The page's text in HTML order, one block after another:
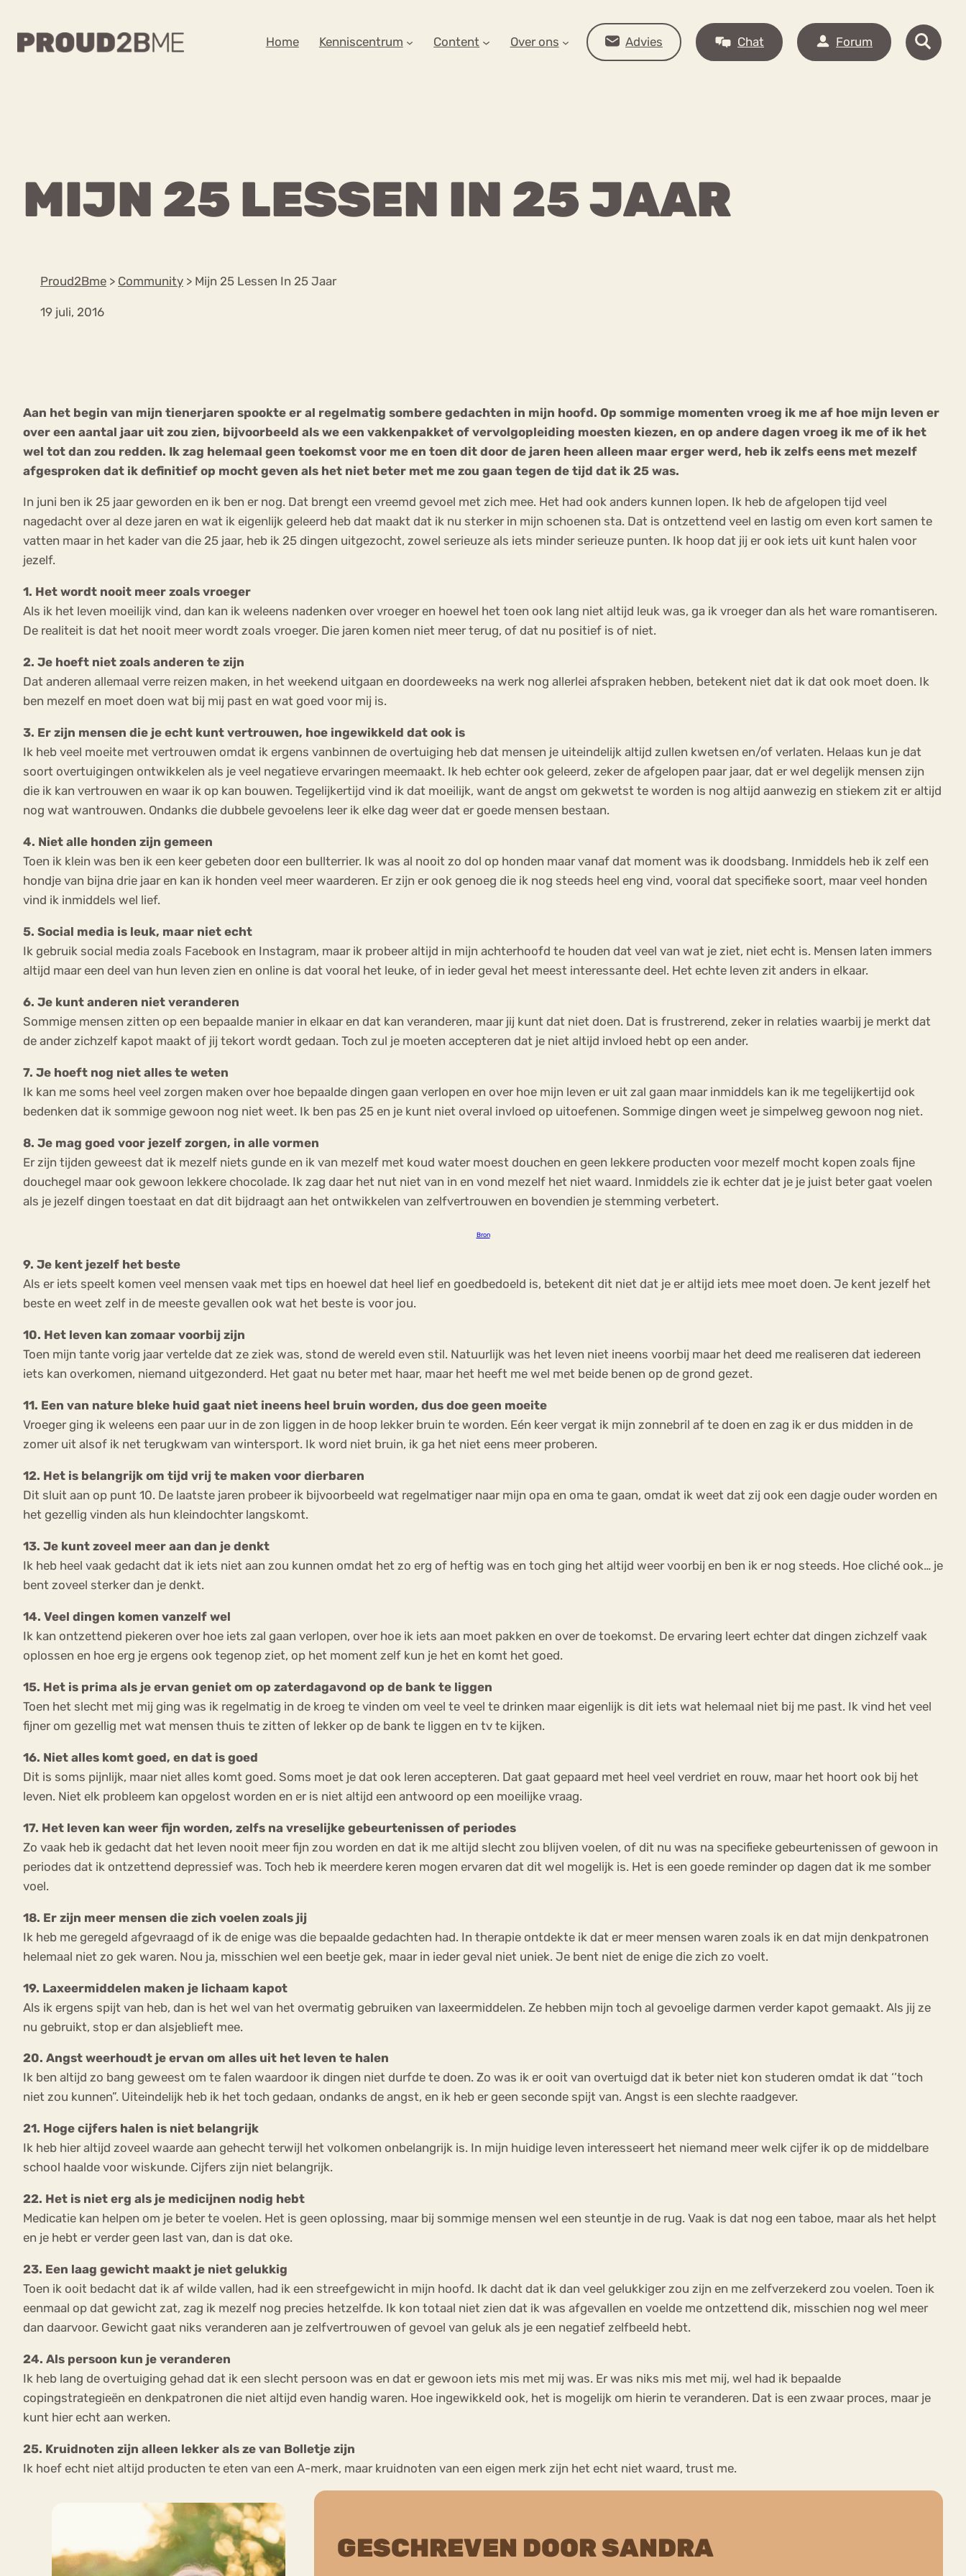
Home Kenniscentrum Content Over ons Advies Chat Forum
MIJN 25 LESSEN IN 25 JAAR
Proud2Bme > Community > Mijn 25 Lessen In 25 Jaar
19 juli, 2016
Aan het begin van mijn tienerjaren spookte er al regelmatig sombere gedachten in mijn hoofd. Op sommige momenten vroeg ik me af hoe mijn leven er
over een aantal jaar uit zou zien, bijvoorbeeld als we een vakkenpakket of vervolgopleiding moesten kiezen, en op andere dagen vroeg ik me of ik het
wel tot dan zou redden. Ik zag helemaal geen toekomst voor me en toen dit door de jaren heen alleen maar erger werd, heb ik zelfs eens met mezelf
afgesproken dat ik definitief op mocht geven als het niet beter met me zou gaan tegen de tijd dat ik 25 was.
In juni ben ik 25 jaar geworden en ik ben er nog. Dat brengt een vreemd gevoel met zich mee. Het had ook anders kunnen lopen. Ik heb de afgelopen tijd veel
nagedacht over al deze jaren en wat ik eigenlijk geleerd heb dat maakt dat ik nu sterker in mijn schoenen sta. Dat is ontzettend veel en lastig om even kort samen te
vatten maar in het kader van die 25 jaar, heb ik 25 dingen uitgezocht, zowel serieuze als iets minder serieuze punten. Ik hoop dat jij er ook iets uit kunt halen voor
jezelf.
1. Het wordt nooit meer zoals vroeger
Als ik het leven moeilijk vind, dan kan ik weleens nadenken over vroeger en hoewel het toen ook lang niet altijd leuk was, ga ik vroeger dan als het ware romantiseren.
De realiteit is dat het nooit meer wordt zoals vroeger. Die jaren komen niet meer terug, of dat nu positief is of niet.
2. Je hoeft niet zoals anderen te zijn
Dat anderen allemaal verre reizen maken, in het weekend uitgaan en doordeweeks na werk nog allerlei afspraken hebben, betekent niet dat ik dat ook moet doen. Ik
ben mezelf en moet doen wat bij mij past en wat goed voor mij is.
3. Er zijn mensen die je echt kunt vertrouwen, hoe ingewikkeld dat ook is
Ik heb veel moeite met vertrouwen omdat ik ergens vanbinnen de overtuiging heb dat mensen je uiteindelijk altijd zullen kwetsen en/of verlaten. Helaas kun je dat
soort overtuigingen ontwikkelen als je veel negatieve ervaringen meemaakt. Ik heb echter ook geleerd, zeker de afgelopen paar jaar, dat er wel degelijk mensen zijn
die ik kan vertrouwen en waar ik op kan bouwen. Tegelijkertijd vind ik dat moeilijk, want de angst om gekwetst te worden is nog altijd aanwezig en stiekem zit er altijd
nog wat wantrouwen. Ondanks die dubbele gevoelens leer ik elke dag weer dat er goede mensen bestaan.
4. Niet alle honden zijn gemeen
Toen ik klein was ben ik een keer gebeten door een bullterrier. Ik was al nooit zo dol op honden maar vanaf dat moment was ik doodsbang. Inmiddels heb ik zelf een
hondje van bijna drie jaar en kan ik honden veel meer waarderen. Er zijn er ook genoeg die ik nog steeds heel eng vind, vooral dat specifieke soort, maar veel honden
vind ik inmiddels wel lief.
5. Social media is leuk, maar niet echt
Ik gebruik social media zoals Facebook en Instagram, maar ik probeer altijd in mijn achterhoofd te houden dat veel van wat je ziet, niet echt is. Mensen laten immers
altijd maar een deel van hun leven zien en online is dat vooral het leuke, of in ieder geval het meest interessante deel. Het echte leven zit anders in elkaar.
6. Je kunt anderen niet veranderen
Sommige mensen zitten op een bepaalde manier in elkaar en dat kan veranderen, maar jij kunt dat niet doen. Dat is frustrerend, zeker in relaties waarbij je merkt dat
de ander zichzelf kapot maakt of jij tekort wordt gedaan. Toch zul je moeten accepteren dat je niet altijd invloed hebt op een ander.
7. Je hoeft nog niet alles te weten
Ik kan me soms heel veel zorgen maken over hoe bepaalde dingen gaan verlopen en over hoe mijn leven er uit zal gaan maar inmiddels kan ik me tegelijkertijd ook
bedenken dat ik sommige gewoon nog niet weet. Ik ben pas 25 en je kunt niet overal invloed op uitoefenen. Sommige dingen weet je simpelweg gewoon nog niet.
8. Je mag goed voor jezelf zorgen, in alle vormen
Er zijn tijden geweest dat ik mezelf niets gunde en ik van mezelf met koud water moest douchen en geen lekkere producten voor mezelf mocht kopen zoals fijne
douchegel maar ook gewoon lekkere chocolade. Ik zag daar het nut niet van in en vond mezelf het niet waard. Inmiddels zie ik echter dat je je juist beter gaat voelen
als je jezelf dingen toestaat en dat dit bijdraagt aan het ontwikkelen van zelfvertrouwen en bovendien je stemming verbetert.
Bron
9. Je kent jezelf het beste
Als er iets speelt komen veel mensen vaak met tips en hoewel dat heel lief en goedbedoeld is, betekent dit niet dat je er altijd iets mee moet doen. Je kent jezelf het
beste en weet zelf in de meeste gevallen ook wat het beste is voor jou.
10. Het leven kan zomaar voorbij zijn
Toen mijn tante vorig jaar vertelde dat ze ziek was, stond de wereld even stil. Natuurlijk was het leven niet ineens voorbij maar het deed me realiseren dat iedereen
iets kan overkomen, niemand uitgezonderd. Het gaat nu beter met haar, maar het heeft me wel met beide benen op de grond gezet.
11. Een van nature bleke huid gaat niet ineens heel bruin worden, dus doe geen moeite
Vroeger ging ik weleens een paar uur in de zon liggen in de hoop lekker bruin te worden. Eén keer vergat ik mijn zonnebril af te doen en zag ik er dus midden in de
zomer uit alsof ik net terugkwam van wintersport. Ik word niet bruin, ik ga het niet eens meer proberen.
12. Het is belangrijk om tijd vrij te maken voor dierbaren
Dit sluit aan op punt 10. De laatste jaren probeer ik bijvoorbeeld wat regelmatiger naar mijn opa en oma te gaan, omdat ik weet dat zij ook een dagje ouder worden en
het gezellig vinden als hun kleindochter langskomt.
13. Je kunt zoveel meer aan dan je denkt
Ik heb heel vaak gedacht dat ik iets niet aan zou kunnen omdat het zo erg of heftig was en toch ging het altijd weer voorbij en ben ik er nog steeds. Hoe cliché ook… je
bent zoveel sterker dan je denkt.
14. Veel dingen komen vanzelf wel
Ik kan ontzettend piekeren over hoe iets zal gaan verlopen, over hoe ik iets aan moet pakken en over de toekomst. De ervaring leert echter dat dingen zichzelf vaak
oplossen en hoe erg je ergens ook tegenop ziet, op het moment zelf kun je het en komt het goed.
15. Het is prima als je ervan geniet om op zaterdagavond op de bank te liggen
Toen het slecht met mij ging was ik regelmatig in de kroeg te vinden om veel te veel te drinken maar eigenlijk is dit iets wat helemaal niet bij me past. Ik vind het veel
fijner om gezellig met wat mensen thuis te zitten of lekker op de bank te liggen en tv te kijken.
16. Niet alles komt goed, en dat is goed
Dit is soms pijnlijk, maar niet alles komt goed. Soms moet je dat ook leren accepteren. Dat gaat gepaard met heel veel verdriet en rouw, maar het hoort ook bij het
leven. Niet elk probleem kan opgelost worden en er is niet altijd een antwoord op een moeilijke vraag.
17. Het leven kan weer fijn worden, zelfs na vreselijke gebeurtenissen of periodes
Zo vaak heb ik gedacht dat het leven nooit meer fijn zou worden en dat ik me altijd slecht zou blijven voelen, of dit nu was na specifieke gebeurtenissen of gewoon in
periodes dat ik ontzettend depressief was. Toch heb ik meerdere keren mogen ervaren dat dit wel mogelijk is. Het is een goede reminder op dagen dat ik me somber
voel.
18. Er zijn meer mensen die zich voelen zoals jij
Ik heb me geregeld afgevraagd of ik de enige was die bepaalde gedachten had. In therapie ontdekte ik dat er meer mensen waren zoals ik en dat mijn denkpatronen
helemaal niet zo gek waren. Nou ja, misschien wel een beetje gek, maar in ieder geval niet uniek. Je bent niet de enige die zich zo voelt.
19. Laxeermiddelen maken je lichaam kapot
Als ik ergens spijt van heb, dan is het wel van het overmatig gebruiken van laxeermiddelen. Ze hebben mijn toch al gevoelige darmen verder kapot gemaakt. Als jij ze
nu gebruikt, stop er dan alsjeblieft mee.
20. Angst weerhoudt je ervan om alles uit het leven te halen
Ik ben altijd zo bang geweest om te falen waardoor ik dingen niet durfde te doen. Zo was ik er ooit van overtuigd dat ik beter niet kon studeren omdat ik dat ‘’toch
niet zou kunnen”. Uiteindelijk heb ik het toch gedaan, ondanks de angst, en ik heb er geen seconde spijt van. Angst is een slechte raadgever.
21. Hoge cijfers halen is niet belangrijk
Ik heb hier altijd zoveel waarde aan gehecht terwijl het volkomen onbelangrijk is. In mijn huidige leven interesseert het niemand meer welk cijfer ik op de middelbare
school haalde voor wiskunde. Cijfers zijn niet belangrijk.
22. Het is niet erg als je medicijnen nodig hebt
Medicatie kan helpen om je beter te voelen. Het is geen oplossing, maar bij sommige mensen wel een steuntje in de rug. Vaak is dat nog een taboe, maar als het helpt
en je hebt er verder geen last van, dan is dat oke.
23. Een laag gewicht maakt je niet gelukkig
Toen ik ooit bedacht dat ik af wilde vallen, had ik een streefgewicht in mijn hoofd. Ik dacht dat ik dan veel gelukkiger zou zijn en me zelfverzekerd zou voelen. Toen ik
eenmaal op dat gewicht zat, zag ik mezelf nog precies hetzelfde. Ik kon totaal niet zien dat ik was afgevallen en voelde me ontzettend dik, misschien nog wel meer
dan daarvoor. Gewicht gaat niks veranderen aan je zelfvertrouwen of gevoel van geluk als je een negatief zelfbeeld hebt.
24. Als persoon kun je veranderen
Ik heb lang de overtuiging gehad dat ik een slecht persoon was en dat er gewoon iets mis met mij was. Er was niks mis met mij, wel had ik bepaalde
copingstrategieën en denkpatronen die niet altijd even handig waren. Hoe ingewikkeld ook, het is mogelijk om hierin te veranderen. Dat is een zwaar proces, maar je
kunt hier echt aan werken.
25. Kruidnoten zijn alleen lekker als ze van Bolletje zijn
Ik hoef echt niet altijd producten te eten van een A-merk, maar kruidnoten van een eigen merk zijn het echt niet waard, trust me.
GESCHREVEN DOOR SANDRA
Content
Over ons
WAAR BEN JE NAAR OP ZOEK?
Over proud2bme
Vacatures
Privacyverklaring
Boulimia Nervosa Eetstoornis Anorexia Nervosa Eetbuien Piekeren Sport
Trauma
Orthorexia
Afvallen Angst